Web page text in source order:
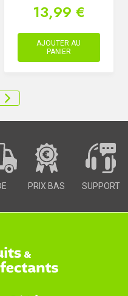
13,99 €
AJOUTER AU
PANIER
PRIX BAS SUPPORT